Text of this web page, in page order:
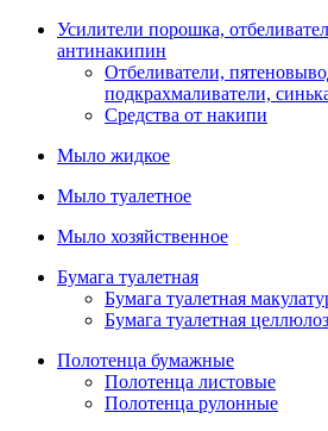
Усилители порошка,
антинакипин
Отбеливатели,
подкрахмаливатели,
Средства от накипи
Мыло жидкое
Мыло туалетное
Мыло хозяйственное
Бумага туалетная
Бумага туалетная
Бумага туалетная
Полотенца бумажные
Полотенца листовые
Полотенца рулонные